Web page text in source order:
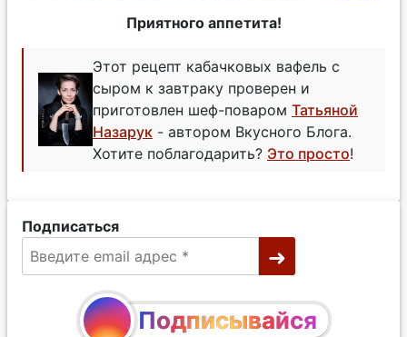
Приятного аппетита!
Этот рецепт кабачковых вафель с
сыром к завтраку проверен и
приготовлен шеф-поваром Татьяной
Назарук - автором Вкусного Блога.
Хотите поблагодарить? Это просто!
Подписаться
Подписывайся